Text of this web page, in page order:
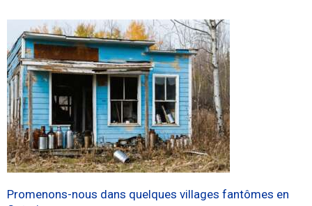
Promenons-nous dans quelques villages fantômes en